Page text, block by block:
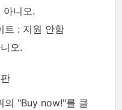
아니오.
트 : 지원 안함
오.
의 "Buy now!"를 클